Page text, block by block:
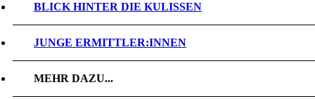
BLICK HINTER DIE KULISSEN
JUNGE ERMITTLER:INNEN
MEHR DAZU...